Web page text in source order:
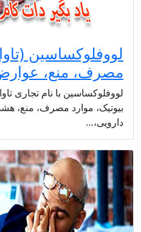
لووفلوکساسین
مصرف، منع،
لووفلوکساسین با نام تجاری
بیوتیک، موارد مصرف، منع،
دارویی،…